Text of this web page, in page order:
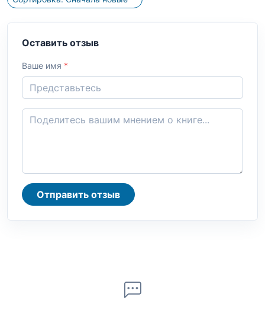
Оставить отзыв
Ваше имя *
Отправить отзыв